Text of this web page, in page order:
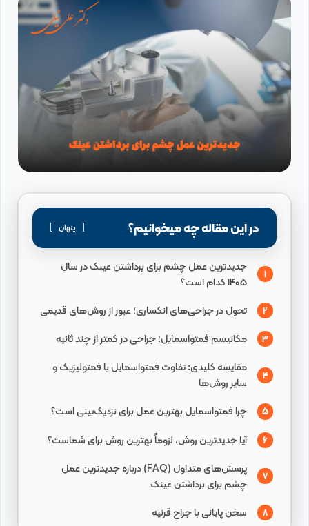
در این مقاله چه میخوانیم؟ پنهان
1
جدیدترین عمل چشم برای برداشتن عینک در سال
۱۴۰۵ کدام است؟
2 تحول در جراحی‌های انکساری؛ عبور از روش‌های قدیمی
3 مکانیسم فمتواسمایل؛ جراحی در کمتر از چند ثانیه
4
مقایسه کلیدی: تفاوت فمتواسمایل با فمتولیزیک و
سایر روش‌ها
5 چرا فمتواسمایل بهترین عمل برای نزدیک‌بینی است؟
6 آیا جدیدترین روش، لزوماً بهترین روش برای شماست؟
7
پرسش‌های متداول (FAQ) درباره جدیدترین عمل
چشم برای برداشتن عینک
8 سخن پایانی با جراح قرنیه